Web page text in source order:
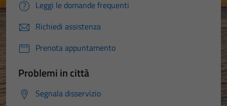
Leggi le domande frequenti
Richiedi assistenza
Prenota appuntamento
Problemi in città
Segnala disservizio